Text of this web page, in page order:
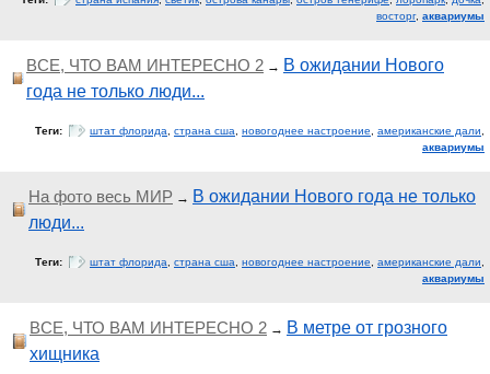
восторг, аквариумы
ВСЕ, ЧТО ВАМ ИНТЕРЕСНО 2 → В ожидании Нового
года не только люди...
Теги: штат флорида страна сша новогоднее настроение американские дали
аквариумы
На фото весь МИР → В ожидании Нового года не только
люди...
Теги: штат флорида страна сша новогоднее настроение американские дали
аквариумы
ВСЕ, ЧТО ВАМ ИНТЕРЕСНО 2 → В метре от грозного
хищника